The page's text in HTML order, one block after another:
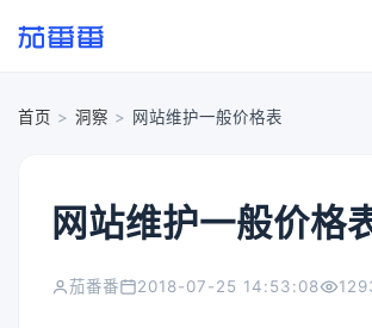
首页 > 洞察 > 网站维护一般价格表
网站维护一般价格
茄番番 2018-07-25 14:53:08